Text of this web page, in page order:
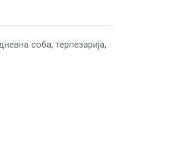
соба, терпезарија,